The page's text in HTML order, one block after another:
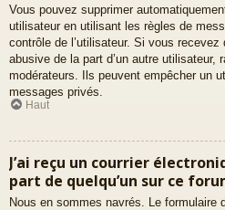
Vous pouvez supprimer
utilisateur en utilisant les règles de
contrôle de l’utilisateur. Si vous
abusive de la part d’un autre utilisateur,
modérateurs. Ils peuvent empêcher un
messages privés.
Haut
J’ai reçu un courrier
part de quelqu’un sur ce
Nous en sommes navrés. Le formulaire